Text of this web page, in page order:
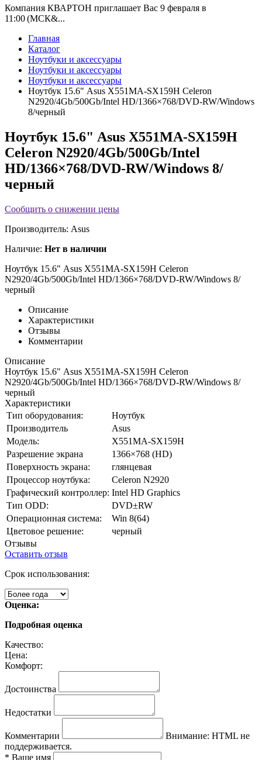
Компания КВАРТОН приглашает Вас 9 февраля в
11:00 (МСК&...
Главная
Каталог
Ноутбуки и аксессуары
Ноутбуки и аксессуары
Ноутбуки и аксессуары
Ноутбук 15.6" Asus X551MA-SX159H Celeron
N2920/4Gb/500Gb/Intel HD/1366×768/DVD-RW/Windows
8/черный
Ноутбук 15.6" Asus X551MA-SX159H
Celeron N2920/4Gb/500Gb/Intel
HD/1366×768/DVD-RW/Windows 8/
черный
Сообщить о снижении цены
Производитель: Asus
Наличие: Нет в наличии
Ноутбук 15.6" Asus X551MA-SX159H Celeron
N2920/4Gb/500Gb/Intel HD/1366×768/DVD-RW/Windows 8/
черный
Описание
Характеристики
Отзывы
Комментарии
Описание
Ноутбук 15.6" Asus X551MA-SX159H Celeron
N2920/4Gb/500Gb/Intel HD/1366×768/DVD-RW/Windows 8/
черный
Характеристики
Тип оборудования:
Ноутбук
Производитель
Asus
Модель:
X551MA-SX159H
Разрешение экрана
1366×768 (HD)
Поверхность экрана:
глянцевая
Процессор ноутбука:
Celeron N2920
Графический контроллер: Intel HD Graphics
Тип ODD:
DVD±RW
Операционная система:
Win 8(64)
Цветовое решение:
черный
Отзывы
Оставить отзыв
Срок использования:
Оценка:
Подробная оценка
Качество:
Цена:
Комфорт:
Достоинства
Недостатки
Комментарии Внимание: HTML не
поддерживается.
* Ваше имя